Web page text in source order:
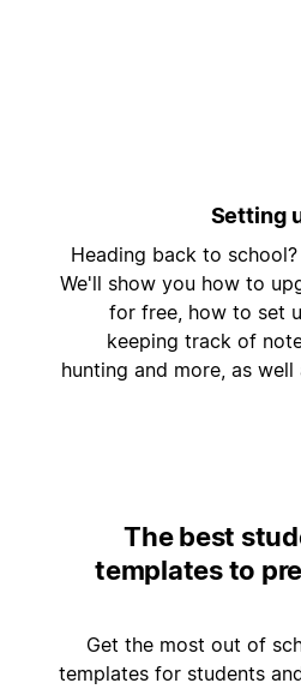
Heading back to
We'll show you how
for free, how to
keeping track
hunting and more,
The best
templates to
Get the most out
templates for